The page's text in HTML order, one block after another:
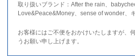
取り扱いブランド：After the rain、
Love&Peace&Money、sense of wonder、
お客様にはご不便をおかけいたしますが、
うお願い申し上げます。